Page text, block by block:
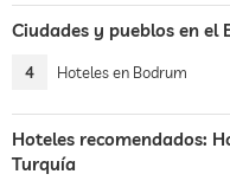
Ciudades y pueblos en el
4 Hoteles en Bodrum
Hoteles recomendados:
Turquía